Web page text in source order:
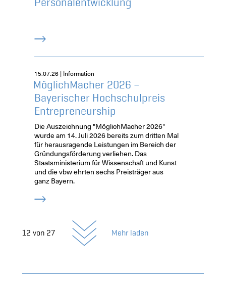
15.07.26 | Information
MöglichMacher 2026 –
Bayerischer Hochschulpreis
Entrepreneurship
Die Auszeichnung "MöglichMacher 2026"
wurde am 14. Juli 2026 bereits zum dritten Mal
für herausragende Leistungen im Bereich der
Gründungsförderung verliehen. Das
Staatsministerium für Wissenschaft und Kunst
und die vbw ehrten sechs Preisträger aus
ganz Bayern.
12 von 27 Mehr laden